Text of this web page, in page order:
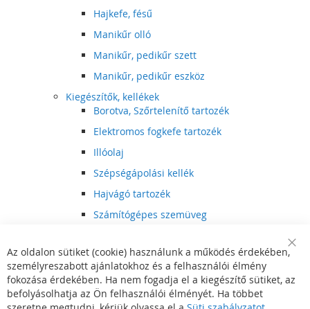
Hajkefe, fésű
Manikűr olló
Manikűr, pedikűr szett
Manikűr, pedikűr eszköz
Kiegészítők, kellékek
Borotva, Szőrtelenítő tartozék
Elektromos fogkefe tartozék
Illóolaj
Szépségápolási kellék
Hajvágó tartozék
Számítógépes szemüveg
Hajvágó kiegészítő
Szórakoztató elektronika
Multimédia
DVD, BluRay lejátszó
Bar
Az oldalon sütiket (cookie) használunk a működés érdekében,
személyreszabott ajánlatokhoz és a felhasználói élmény
fokozása érdekében. Ha nem fogadja el a kiegészítő sütiket, az
befolyásolhatja az Ön felhasználói élményét. Ha többet